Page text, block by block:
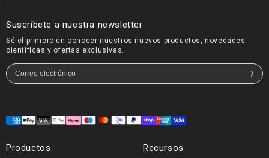
Suscríbete a nuestra newsletter
Sé el primero en conocer nuestros nuevos productos, novedades
científicas y ofertas exclusivas.
Formas
pago
Productos Recursos